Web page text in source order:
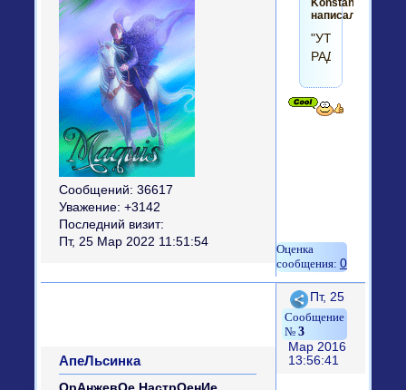
Сообщений: 36617
Уважение: +3142
Последний визит:
Пт, 25 Мар 2022 11:51:54
Konstantinys2
написал(а):
"УТРЕННЯЯ
РАДОСТЬ"
0
Поделиться
3
Пт, 25
Мар 2016
13:56:41
АпеЛьсинка